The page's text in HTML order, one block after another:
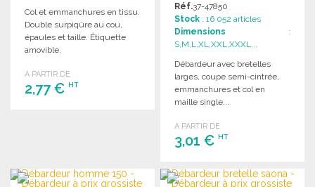
Col et emmanchures en tissu.
Double surpiqûre au cou,
épaules et taille. Étiquette
amovible.
A PARTIR DE
2,77 € HT
Réf.37-47850
Stock : 16 052 articles
Dimensions :
S,M,L,XL,XXL,XXXL...
Débardeur avec bretelles
larges, coupe semi-cintrée,
emmanchures et col en
maille single...
A PARTIR DE
3,01 €HT
COMMANDER